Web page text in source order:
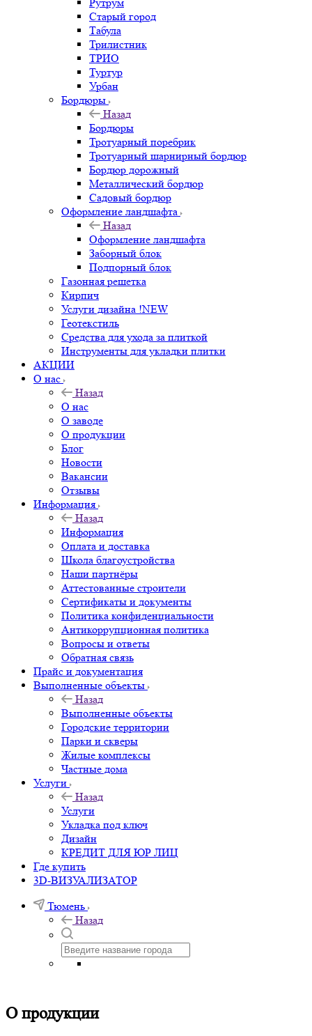
Старый город
Табула
Трилистник
ТРИО
Туртур
Урбан
Бордюры
Назад
Бордюры
Тротуарный поребрик
Тротуарный шарнирный бордюр
Бордюр дорожный
Металлический бордюр
Садовый бордюр
Оформление ландшафта
Назад
Оформление ландшафта
Заборный блок
Подпорный блок
Газонная решетка
Кирпич
Услуги дизайна !NEW
Геотекстиль
Средства для ухода за плиткой
Инструменты для укладки плитки
АКЦИИ
О нас
Назад
О нас
О заводе
О продукции
Блог
Новости
Вакансии
Отзывы
Информация
Назад
Информация
Оплата и доставка
Школа благоустройства
Наши партнёры
Аттестованные строители
Сертификаты и документы
Политика конфиденциальности
Антикоррупционная политика
Вопросы и ответы
Обратная связь
Прайс и документация
Выполненные объекты
Назад
Выполненные объекты
Городские территории
Парки и скверы
Жилые комплексы
Частные дома
Услуги
Назад
Услуги
Укладка под ключ
Дизайн
КРЕДИТ ДЛЯ ЮР ЛИЦ
Где купить
3D-ВИЗУАЛИЗАТОР
Тюмень
Назад
О продукции